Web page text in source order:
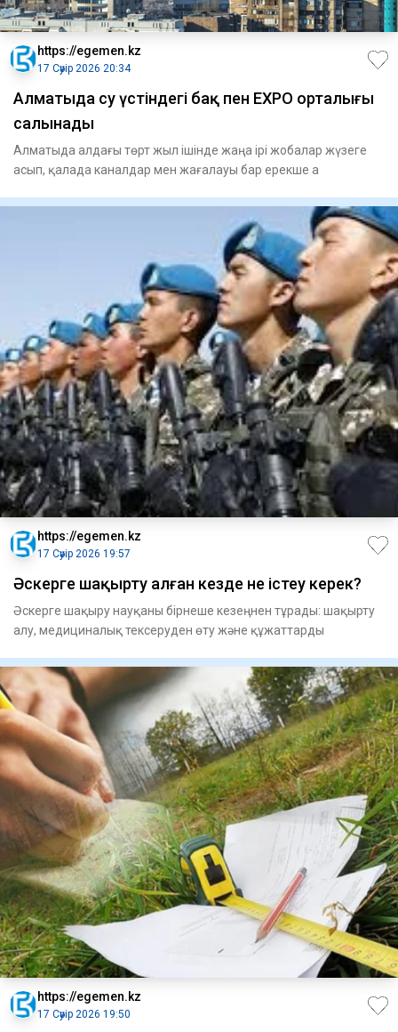
https://egemen.kz
17 Сәуір 2026 20:34
Алматыда су үстіндегі бақ пен EXPO орталығы
салынады
Алматыда алдағы төрт жыл ішінде жаңа ірі жобалар жүзеге
асып, қалада каналдар мен жағалауы бар ерекше а
https://egemen.kz
17 Сәуір 2026 19:57
Әскерге шақырту алған кезде не істеу керек?
Әскерге шақыру науқаны бірнеше кезеңнен тұрады: шақырту
алу, медициналық тексеруден өту және құжаттарды
https://egemen.kz
17 Сәуір 2026 19:50